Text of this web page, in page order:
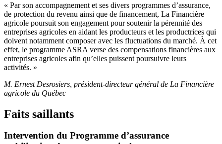
« Par son accompagnement et ses divers programmes d’assurance,
de protection du revenu ainsi que de financement, La Financière
agricole poursuit son engagement pour soutenir la pérennité des
entreprises agricoles en aidant les producteurs et les productrices qui
doivent notamment composer avec les fluctuations du marché. À cet
effet, le programme ASRA verse des compensations financières aux
entreprises agricoles afin qu’elles puissent poursuivre leurs
activités. »
M. Ernest Desrosiers, président-directeur général de La Financière
agricole du Québec
Faits saillants
Intervention du Programme d’assurance